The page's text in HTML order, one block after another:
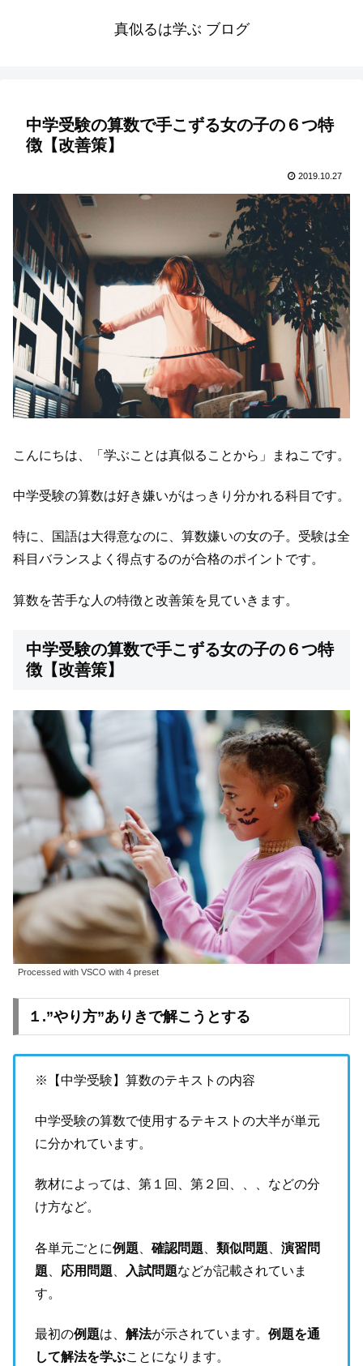
真似るは学ぶ ブログ
中学受験の算数で手こずる女の子の６つ特
徴【改善策】
2019.10.27
こんにちは、「学ぶことは真似ることから」まねこです。
中学受験の算数は好き嫌いがはっきり分かれる科目です。
特に、国語は大得意なのに、算数嫌いの女の子。受験は全
科目バランスよく得点するのが合格のポイントです。
算数を苦手な人の特徴と改善策を見ていきます。
中学受験の算数で手こずる女の子の６つ特
徴【改善策】
Processed with VSCO with 4 preset
１.”やり方”ありきで解こうとする
※【中学受験】算数のテキストの内容
中学受験の算数で使用するテキストの大半が単元
に分かれています。
教材によっては、第１回、第２回、、、などの分
け方など。
各単元ごとに例題 確認問題 類似問題
演習問
題
応用問題 入試問題などが記載されていま
す。
最初の例題は、 解法が示されています。 例題を通
して解法を学ぶことになります。